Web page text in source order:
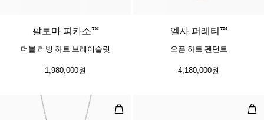
팔로마 피카소™
더블 러빙 하트 브레이슬릿
1,980,000원
엘사 퍼레티™
오픈 하트 펜던트
4,180,000원
미니 하트 태그 펜던트, 스털링 실버
하